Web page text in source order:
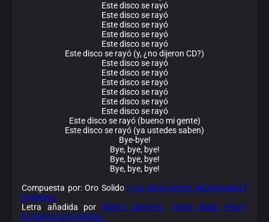
Este disco se rayó
Este disco se rayó
Este disco se rayó
Este disco se rayó
Este disco se rayó
Este disco se rayó (y, ¿no dijeron CD?)
Este disco se rayó
Este disco se rayó
Este disco se rayó
Este disco se rayó
Este disco se rayó
Este disco se rayó
Este disco se rayó (bueno mi gente)
Este disco se rayó (ya ustedes saben)
Bye-bye!
Bye, bye, bye!
Bye, bye, bye!
Bye, bye, bye!
Compuesta por: Oro Solido¿Los datos están equivocados?
Avísanos.
Letra añadida por Mateo Sanchez
¿Viste algún error?
Envíanos una revisión.